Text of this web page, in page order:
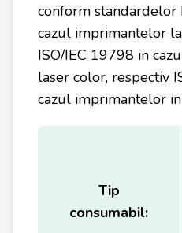
conform standardelor
cazul imprimantelor
ISO/IEC 19798 in
laser color, respectiv
cazul imprimantelor
Tip
consumabil: